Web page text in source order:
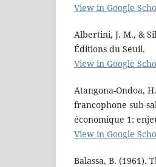
View in Google
Albertini, J. M., &
Éditions du Seuil.
View in Google
Atangona-Ondoa,
francophone sub-
économique 1:
View in Google
Balassa, B. (1961).